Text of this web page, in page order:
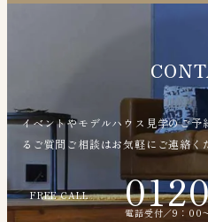
イベントやモデルハウス見学のご
るご質問ご相談はお気軽にご連絡く
FREE CALL
電話受付／9：00